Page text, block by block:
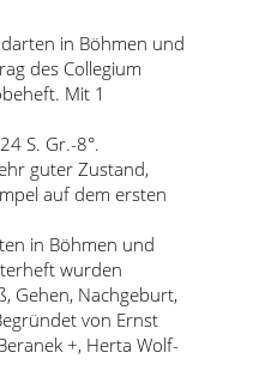
in Böhmen und
des Collegium
Mit 1
S. Gr.-8°.
guter Zustand,
auf dem ersten
in Böhmen und
wurden
Gehen, Nachgeburt,
von Ernst
+, Herta Wolf-